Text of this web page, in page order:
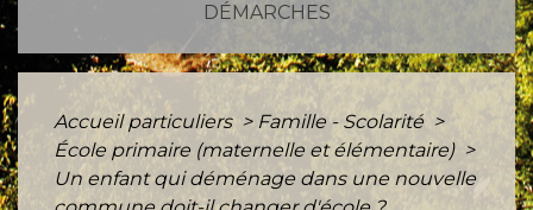
DÉMARCHES
Accueil particuliers > Famille - Scolarité >
École primaire (maternelle et élémentaire) >
Un enfant qui déménage dans une nouvelle